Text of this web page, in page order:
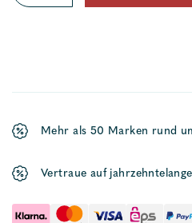
HPS
Mehr als 50 Marken rund
Vertraue auf